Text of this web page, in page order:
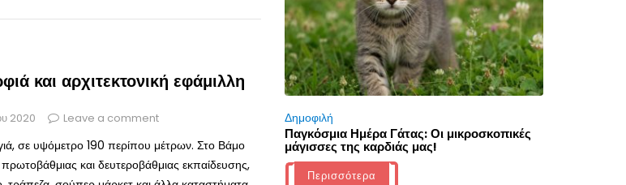
και αρχιτεκτονική εφάμιλλη
2020 Leave a comment
σε υψόμετρο 190 περίπου μέτρων. Στο Βάμο
και δευτεροβάθμιας εκπαίδευσης,
Δημοφιλή
Παγκόσμια Ημέρα Γάτας: Οι μικροσκοπικές
μάγισσες της καρδιάς μας!
Περισσότερα